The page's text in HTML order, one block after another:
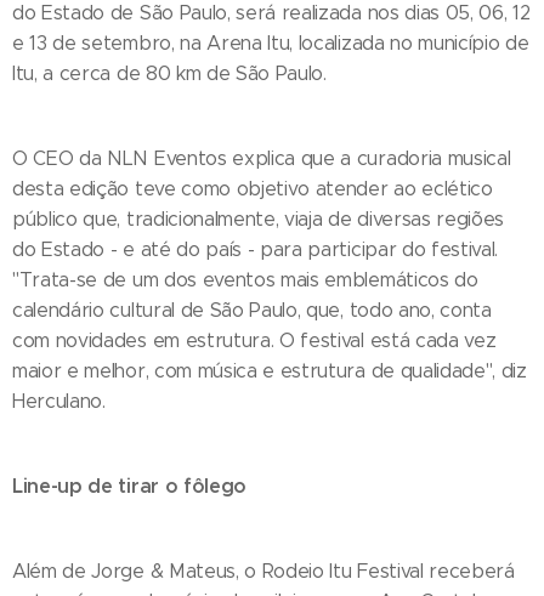
do Estado de São Paulo, será realizada nos dias 05, 06, 12
e 13 de setembro, na Arena Itu, localizada no município de
Itu, a cerca de 80 km de São Paulo.
O CEO da NLN Eventos explica que a curadoria musical
desta edição teve como objetivo atender ao eclético
público que, tradicionalmente, viaja de diversas regiões
do Estado - e até do país - para participar do festival.
"Trata-se de um dos eventos mais emblemáticos do
calendário cultural de São Paulo, que, todo ano, conta
com novidades em estrutura. O festival está cada vez
maior e melhor, com música e estrutura de qualidade", diz
Herculano.
Line-up de tirar o fôlego
Além de Jorge & Mateus, o Rodeio Itu Festival receberá